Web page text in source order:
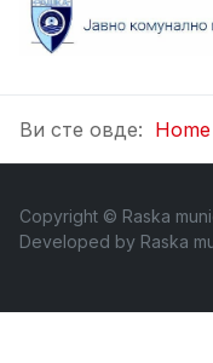
Ви сте овде: Home
Copyright © Raska
Developed by Raska